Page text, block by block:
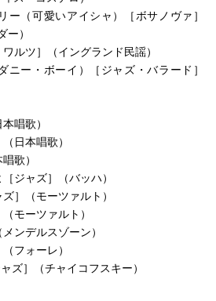
ー（可愛いアイシャ）［ボサノヴァ］
ー）
ルツ］（イングランド民謡）
ニー・ボーイ）［ジャズ・バラード］
唱歌）
日本唱歌）
歌）
ジャズ］（バッハ）
］（モーツァルト）
モーツァルト）
ンデルスゾーン）
フォーレ）
ズ］（チャイコフスキー）